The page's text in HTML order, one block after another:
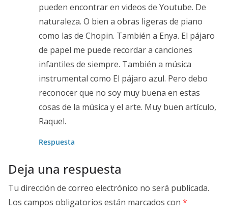
pueden encontrar en videos de Youtube. De
naturaleza. O bien a obras ligeras de piano
como las de Chopin. También a Enya. El pájaro
de papel me puede recordar a canciones
infantiles de siempre. También a música
instrumental como El pájaro azul. Pero debo
reconocer que no soy muy buena en estas
cosas de la música y el arte. Muy buen artículo,
Raquel.
Respuesta
Deja una respuesta
Tu dirección de correo electrónico no será publicada.
Los campos obligatorios están marcados con *